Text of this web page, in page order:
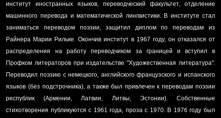
институт иностранных языков, переводческий факультет, отделение
машинного перевода и математической лингвистики. В институте стал
заниматься переводом поэзии, защитил диплом по переводам из
Райнера Марии Рильке. Окончив институт в 1967 году, он отказался от
распределения на работу переводчиком за границей и вступил в
Профком литераторов при издательстве "Художественная литература".
Переводил поэзию с немецкого, английского французского и испанского
языков (без подстрочника), а также был привлечен к переводам поэзии
республик (Армении, Латвии, Литвы, Эстонии). Собственные
стихотворения публикуются с 1961 года, проза с 1970. В 1976 году был